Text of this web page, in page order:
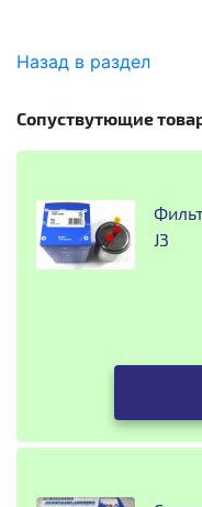
Назад в раздел
Сопуствутющие
J3